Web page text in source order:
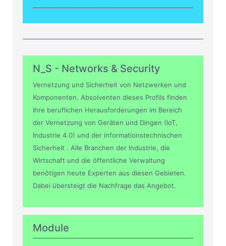
N_S - Networks & Security
Vernetzung und Sicherheit von Netzwerken und
Komponenten. Absolventen dieses Profils finden
Ihre beruflichen Herausforderungen im Bereich
der Vernetzung von Geräten und Dingen (IoT,
Industrie 4.0) und der informationstechnischen
Sicherheit . Alle Branchen der Industrie, die
Wirtschaft und die öffentliche Verwaltung
benötigen heute Experten aus diesen Gebieten.
Dabei übersteigt die Nachfrage das Angebot.
Module